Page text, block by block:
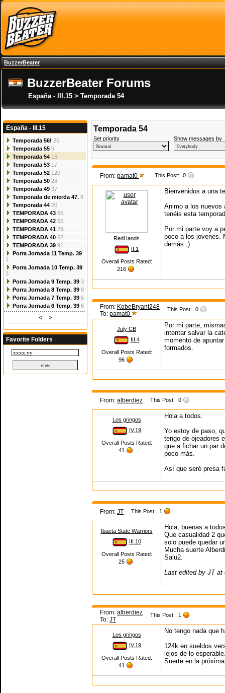
BuzzerBeater
BuzzerBeater Forums
España - III.15 > Temporada 54
España - III.15
Temporada 56! 25
Temporada 55 9
Temporada 54 16
Temporada 53 17
Temporada 52 120
Temporada 50 28
Temporada 49 37
Temporada de mierda 47. 8
Temporada 44 20
TEMPORADA 43 65
TEMPORADA 42 65
TEMPORADA 41 29
TEMPORADA 40 62
TEMPORADA 39 91
Porra Jornada 11 Temp. 39
1
Porra Jornada 10 Temp. 39
3
Porra Jornada 9 Temp. 39 3
Porra Jornada 8 Temp. 39 8
Porra Jornada 7 Temp. 39 6
Porra Jornada 6 Temp. 39 6
<
>
Favorite Folders
Temporada 54
Set priority Show messages by
From: pamat0 This Post: 0
RedHands
II.1
Overall Posts Rated:
216
Bienvenidos a una
Animo a los nuevos
tenéis esta
Por mi parte voy a
poco a los jovenes.
demás ;)
From: KobeBryant248
To: pamat0
This Post: 0
July CB
III.4
Overall Posts Rated:
96
Por mi parte,
intentar salvar la
momento de
formados.
From: alberdiez This Post: 0
Los gringos
IV.19
Overall Posts Rated:
41
Hola a todos.
Yo estoy de paso,
tengo de ojeadores
que a fichar un par
poco más.
Así que seré presa
From: JT This Post: 1
Ibaeta State Warriors
III.10
Overall Posts Rated:
25
Hola, buenas a
Que casualidad 2
solo puede quedar
Mucha suerte
Salu2.
Last edited by JT at
From: alberdiez
To: JT
This Post: 1
Los gringos
IV.19
Overall Posts Rated:
41
No tengo nada que
124k en sueldos
lejos de lo
Suerte en la